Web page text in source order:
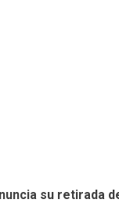
su retirada